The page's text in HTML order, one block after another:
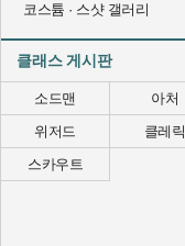
코스튬 · 스샷 갤러리
클래스 게시판
소드맨
아처
위저드
클레릭
스카우트